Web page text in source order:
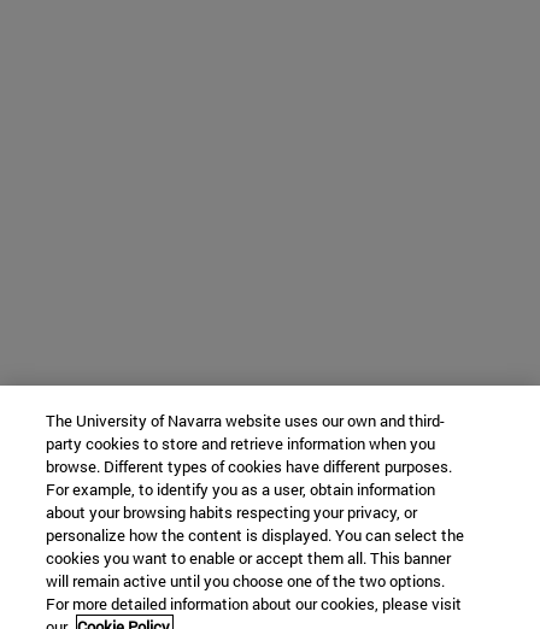
The University of Navarra website uses our own and third-
party cookies to store and retrieve information when you
browse. Different types of cookies have different purposes.
For example, to identify you as a user, obtain information
about your browsing habits respecting your privacy, or
personalize how the content is displayed. You can select the
cookies you want to enable or accept them all. This banner
will remain active until you choose one of the two options.
For more detailed information about our cookies, please visit